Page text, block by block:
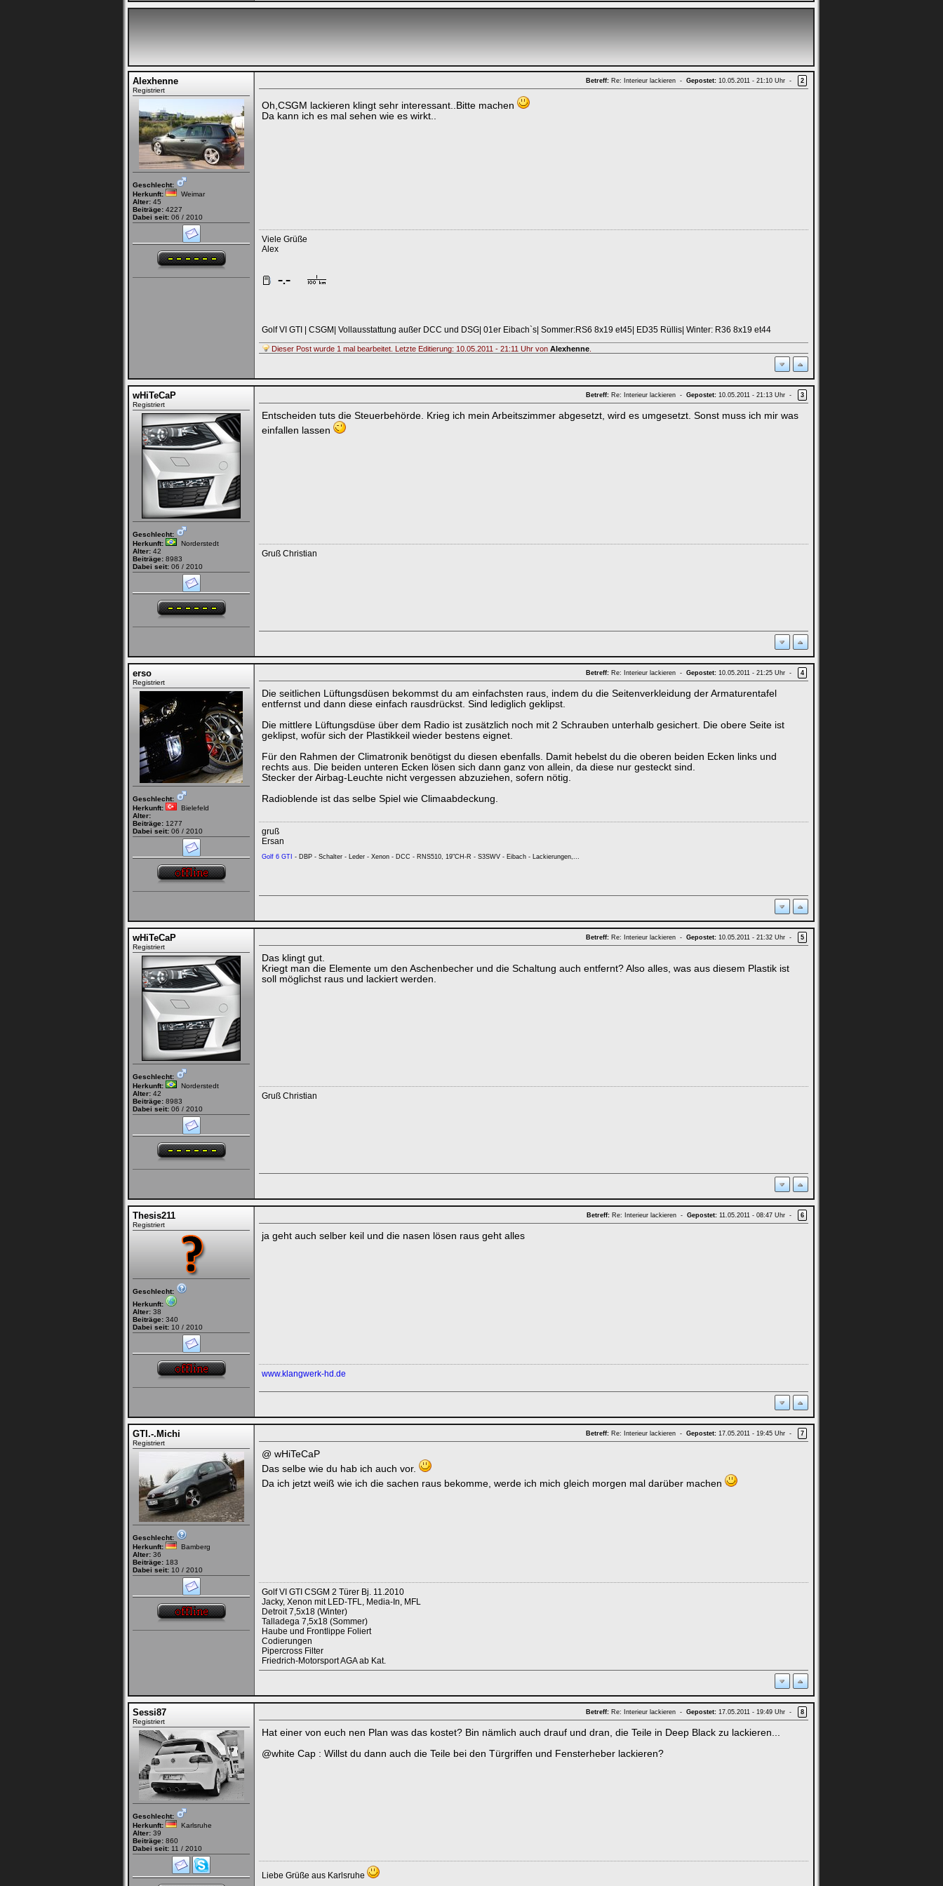
Alexhenne
Registriert
Geschlecht:
Herkunft:
Weimar
Alter: 45
Beiträge: 4227
Dabei seit: 06 / 2010
Betreff: Re: Interieur lackieren - Gepostet: 10.05.2011 - 21:10 Uhr - 2
Oh,CSGM lackieren klingt sehr interessant..Bitte machen
Da kann ich es mal sehen wie es wirkt..
Viele Grüße
Alex
Golf VI GTI | CSGM| Vollausstattung außer DCC und DSG| 01er Eibach`s| Sommer:RS6 8x19 et45| ED35 Rüllis| Winter: R36 8x19 et44
Dieser Post wurde 1 mal bearbeitet. Letzte Editierung: 10.05.2011 - 21:11 Uhr von Alexhenne
wHiTeCaP
Registriert
Geschlecht:
Herkunft:
Norderstedt
Alter: 42
Beiträge: 8983
Dabei seit: 06 / 2010
Betreff: Re: Interieur lackieren - Gepostet: 10.05.2011 - 21:13 Uhr - 3
Entscheiden tuts die Steuerbehörde. Krieg ich mein Arbeitszimmer abgesetzt, wird es umgesetzt. Sonst muss ich mir was
einfallen lassen
Gruß Christian
erso
Registriert
Geschlecht:
Herkunft:
Bielefeld
Alter:
Beiträge: 1277
Dabei seit: 06 / 2010
Betreff: Re: Interieur lackieren - Gepostet: 10.05.2011 - 21:25 Uhr - 4
Die seitlichen Lüftungsdüsen bekommst du am einfachsten raus, indem du die Seitenverkleidung der Armaturentafel
entfernst und dann diese einfach rausdrückst. Sind lediglich geklipst.
Die mittlere Lüftungsdüse über dem Radio ist zusätzlich noch mit 2 Schrauben unterhalb gesichert. Die obere Seite ist
geklipst, wofür sich der Plastikkeil wieder bestens eignet.
Für den Rahmen der Climatronik benötigst du diesen ebenfalls. Damit hebelst du die oberen beiden Ecken links und
rechts aus. Die beiden unteren Ecken lösen sich dann ganz von allein, da diese nur gesteckt sind.
Stecker der Airbag-Leuchte nicht vergessen abzuziehen, sofern nötig.
Radioblende ist das selbe Spiel wie Climaabdeckung.
gruß
Ersan
Golf 6 GTI - DBP - Schalter - Leder - Xenon - DCC - RNS510, 19"CH-R - S3SWV - Eibach - Lackierungen,...
wHiTeCaP
Registriert
Geschlecht:
Herkunft:
Norderstedt
Alter: 42
Beiträge: 8983
Dabei seit: 06 / 2010
Betreff: Re: Interieur lackieren - Gepostet: 10.05.2011 - 21:32 Uhr - 5
Das klingt gut.
Kriegt man die Elemente um den Aschenbecher und die Schaltung auch entfernt? Also alles, was aus diesem Plastik ist
soll möglichst raus und lackiert werden.
Gruß Christian
Thesis211
Registriert
Geschlecht:
Herkunft:
Alter: 38
Beiträge: 340
Dabei seit: 10 / 2010
Betreff: Re: Interieur lackieren - Gepostet: 11.05.2011 - 08:47 Uhr - 6
ja geht auch selber keil und die nasen lösen raus geht alles
www.klangwerk-hd.de
GTI.-.Michi
Registriert
Geschlecht:
Herkunft:
Bamberg
Alter: 36
Beiträge: 183
Dabei seit: 10 / 2010
Betreff: Re: Interieur lackieren - Gepostet: 17.05.2011 - 19:45 Uhr - 7
@ wHiTeCaP
Das selbe wie du hab ich auch vor.
Da ich jetzt weiß wie ich die sachen raus bekomme, werde ich mich gleich morgen mal darüber machen
Golf VI GTI CSGM 2 Türer Bj. 11.2010
Jacky, Xenon mit LED-TFL, Media-In, MFL
Detroit 7,5x18 (Winter)
Talladega 7,5x18 (Sommer)
Haube und Frontlippe Foliert
Codierungen
Pipercross Filter
Friedrich-Motorsport AGA ab Kat.
Sessi87
Registriert
Geschlecht:
Herkunft:
Karlsruhe
Alter: 39
Beiträge: 860
Dabei seit: 11 / 2010
Betreff: Re: Interieur lackieren - Gepostet: 17.05.2011 - 19:49 Uhr - 8
Hat einer von euch nen Plan was das kostet? Bin nämlich auch drauf und dran, die Teile in Deep Black zu lackieren...
@white Cap : Willst du dann auch die Teile bei den Türgriffen und Fensterheber lackieren?
Liebe Grüße aus Karlsruhe